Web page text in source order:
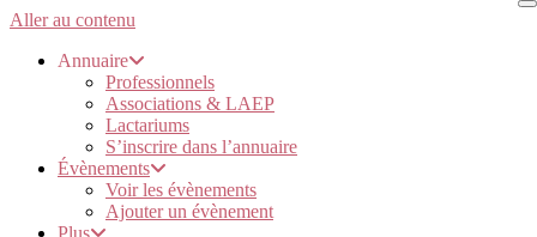
Aller au contenu
Annuaire
Professionnels
Associations & LAEP
Lactariums
S’inscrire dans l’annuaire
Évènements
Voir les évènements
Ajouter un évènement
Plus